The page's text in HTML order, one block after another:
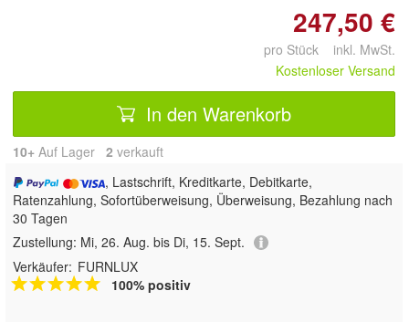
247,50 €
pro Stück inkl. MwSt.
Kostenloser Versand
In den Warenkorb
10+ Auf Lager 2 verkauft
, Lastschrift, Kreditkarte, Debitkarte,
Ratenzahlung, Sofortüberweisung, Überweisung, Bezahlung nach
30 Tagen
Zustellung: Mi, 26. Aug. bis Di, 15. Sept.
Verkäufer: FURNLUX
100% positiv